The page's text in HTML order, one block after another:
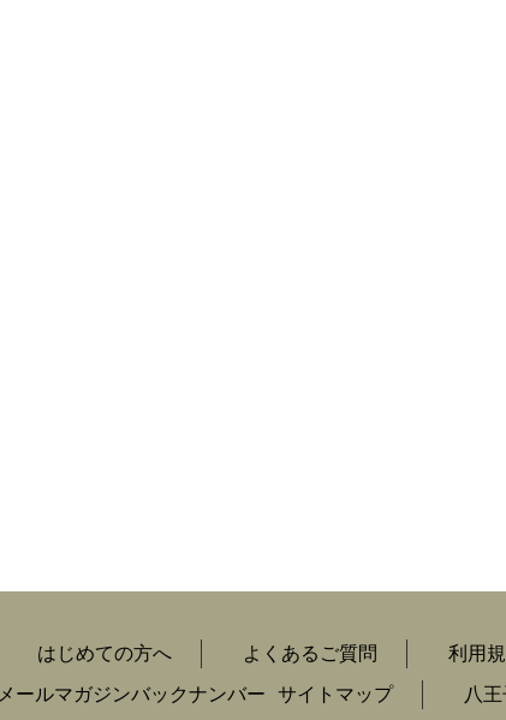
はじめての方へ よくあるご質問 利用
メールマガジンバックナンバー
サイトマップ 八